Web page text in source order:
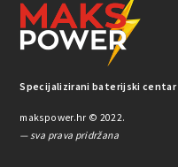
Specijalizirani baterijski centar
makspower.hr © 2022.
— sva prava pridržana